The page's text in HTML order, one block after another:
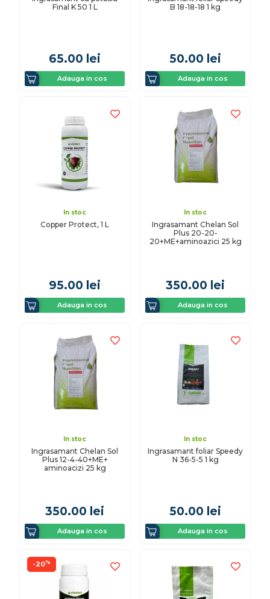
Final K 50 1 L
65.00 lei
Adauga in cos
B 18-18-18 1 kg
50.00 lei
Adauga in cos
In stoc
Copper Protect, 1 L
95.00 lei
Adauga in cos
In stoc
Ingrasamant Chelan Sol
Plus 20-20-
20+ME+aminoazici 25 kg
350.00 lei
Adauga in cos
In stoc
Ingrasamant Chelan Sol
Plus 12-4-40+ME+
aminoacizi 25 kg
350.00 lei
Adauga in cos
In stoc
Ingrasamant foliar Speedy
N 36-5-5 1 kg
50.00 lei
Adauga in cos
-20%